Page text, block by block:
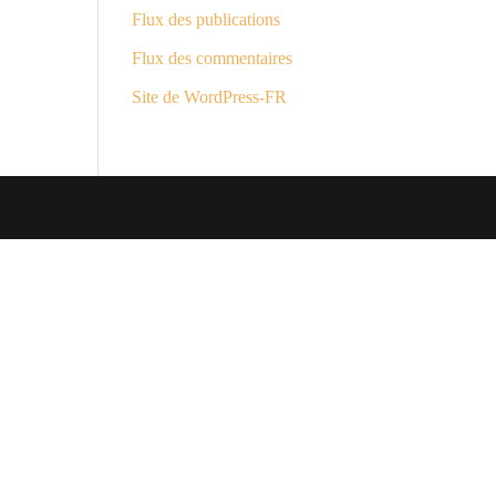
Flux des publications
Flux des commentaires
Site de WordPress-FR